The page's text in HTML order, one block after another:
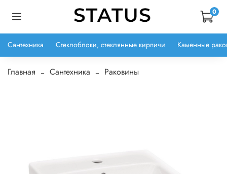
0
Сантехника Стеклоблоки, стеклянные кирпичи Каменные
Главная Сантехника Раковины